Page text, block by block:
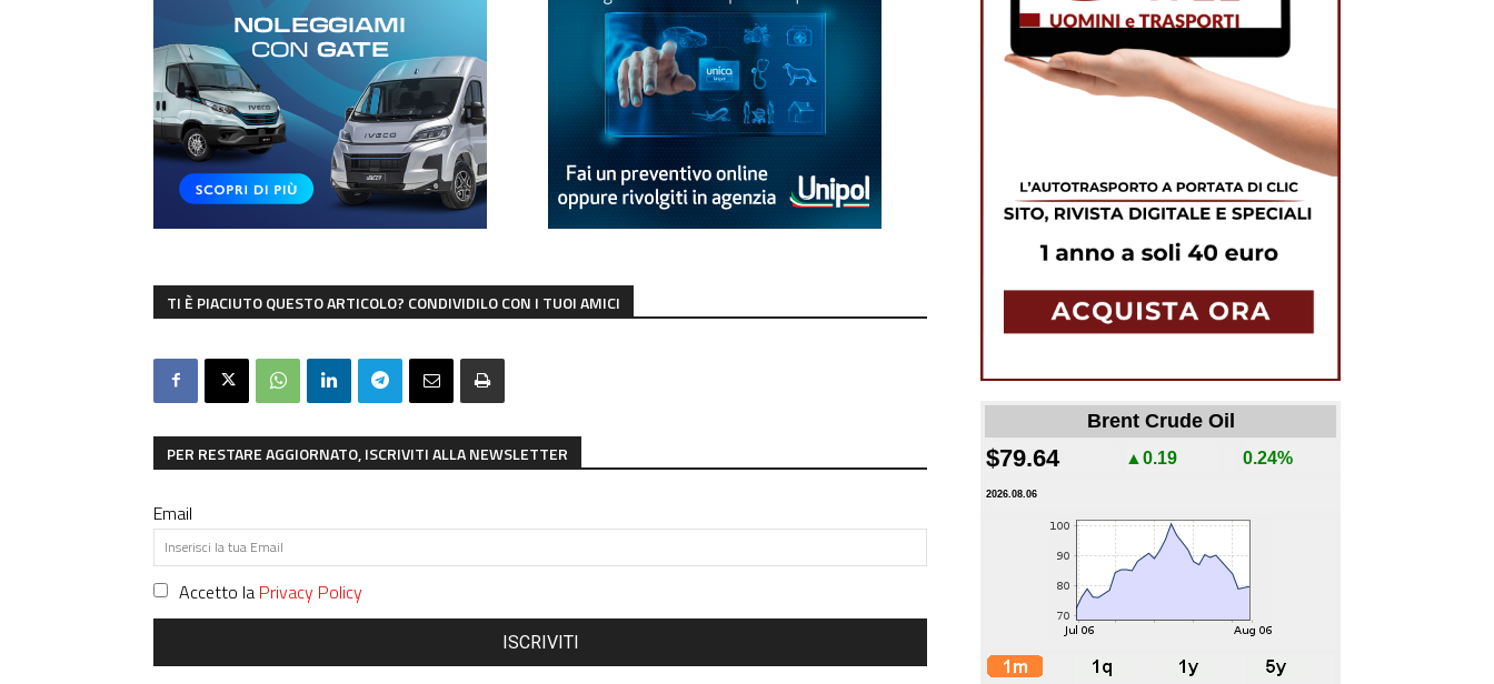
TI È PIACIUTO QUESTO ARTICOLO? CONDIVIDILO CON I TUOI AMICI
PER RESTARE AGGIORNATO, ISCRIVITI ALLA NEWSLETTER
Email
Accetto la Privacy Policy
ISCRIVITI
Brent Crude Oil
$79.64 ▲0.19 0.24%
2026.08.06